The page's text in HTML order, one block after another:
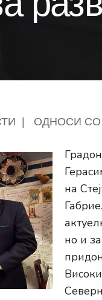
ОДНОСИ СО
на
но и